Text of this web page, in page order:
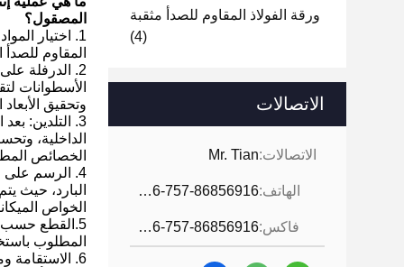
ورقة الفولاذ المقاوم للصدأ مثقبة
(4)
الاتصالات
الاتصالات:Mr. Tian
الهاتف: 0086-757-86856916
فاكس: 0086-757-86856916
المصقول؟
1. اختيار
المقاوم
2. الدرفلة
الأسطوانات
وتحقيق
3. التلدين:
الداخلية،
الخصائص
4. الرسم
البارد، حيث
الخواص
5.القطع حسب
المطلوب
6. الاستقامة